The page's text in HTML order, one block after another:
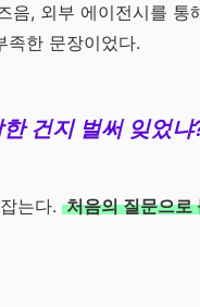
, 외부 에이전시를
족한 문장이었다.
건지 벌써 잊었냐
는다. 처음의 질문으로